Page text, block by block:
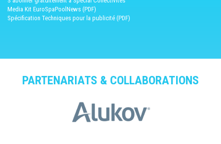
Media Kit EuroSpaPoolNews (PDF)
Spécification Techniques pour la publicité (PDF)
PARTENARIATS & COLLABORATIONS